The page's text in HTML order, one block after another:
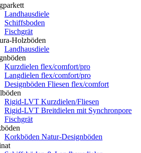
Landhausdiele
Schiffsboden
Fischgrät
Holzböden
Landhausdiele
Kurzdielen flex/comfort/pro
Langdielen flex/comfort/pro
Designböden Fliesen flex/comfort
Rigid-LVT Kurzdielen/Fliesen
Rigid-LVT Breitdielen mit Synchronpore
Fischgrät
Korkböden Natur-Designböden